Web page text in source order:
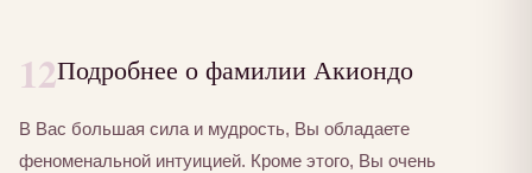
12Подробнее о фамилии Акиондо
В Вас большая сила и мудрость, Вы обладаете
феноменальной интуицией. Кроме этого, Вы очень